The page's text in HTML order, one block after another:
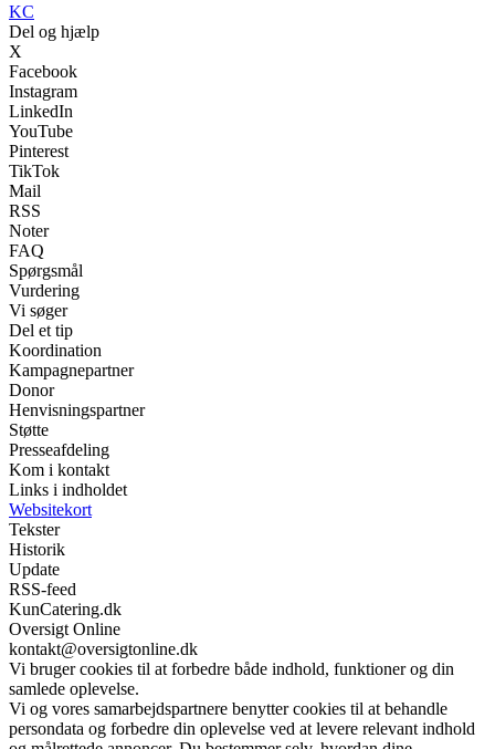
KC
Del og hjælp
X
Facebook
Instagram
LinkedIn
YouTube
Pinterest
TikTok
Mail
RSS
Noter
FAQ
Spørgsmål
Vurdering
Vi søger
Del et tip
Koordination
Kampagnepartner
Donor
Henvisningspartner
Støtte
Presseafdeling
Kom i kontakt
Links i indholdet
Websitekort
Tekster
Historik
Update
RSS-feed
KunCatering.dk
Oversigt Online
kontakt@oversigtonline.dk
Vi bruger cookies til at forbedre både indhold, funktioner og din
samlede oplevelse.
Vi og vores samarbejdspartnere benytter cookies til at behandle
persondata og forbedre din oplevelse ved at levere relevant indhold